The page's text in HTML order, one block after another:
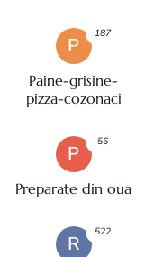
P
Paine-grisine-
pizza-cozonaci
187
P
Preparate din oua
56
R
522